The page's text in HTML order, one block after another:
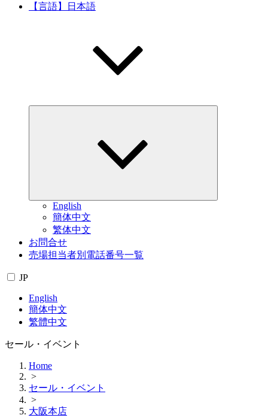
【言語】日本語
English
簡体中文
繁体中文
お問合せ
売場担当者別電話番号一覧
JP
English
簡体中文
繁體中文
セール・イベント
Home
>
セール・イベント
>
大阪本店